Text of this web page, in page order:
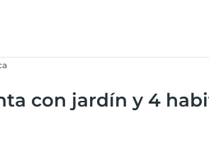
con jardín y 4